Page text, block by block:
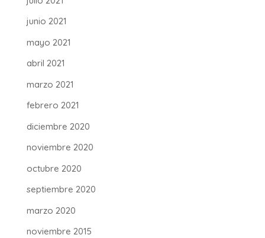
junio 2021
mayo 2021
abril 2021
marzo 2021
febrero 2021
diciembre 2020
noviembre 2020
octubre 2020
septiembre 2020
marzo 2020
noviembre 2015